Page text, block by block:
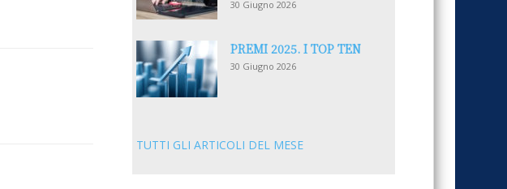
30 Giugno 2026
PREMI 2025. I TOP TEN
30 Giugno 2026
TUTTI GLI ARTICOLI DEL MESE